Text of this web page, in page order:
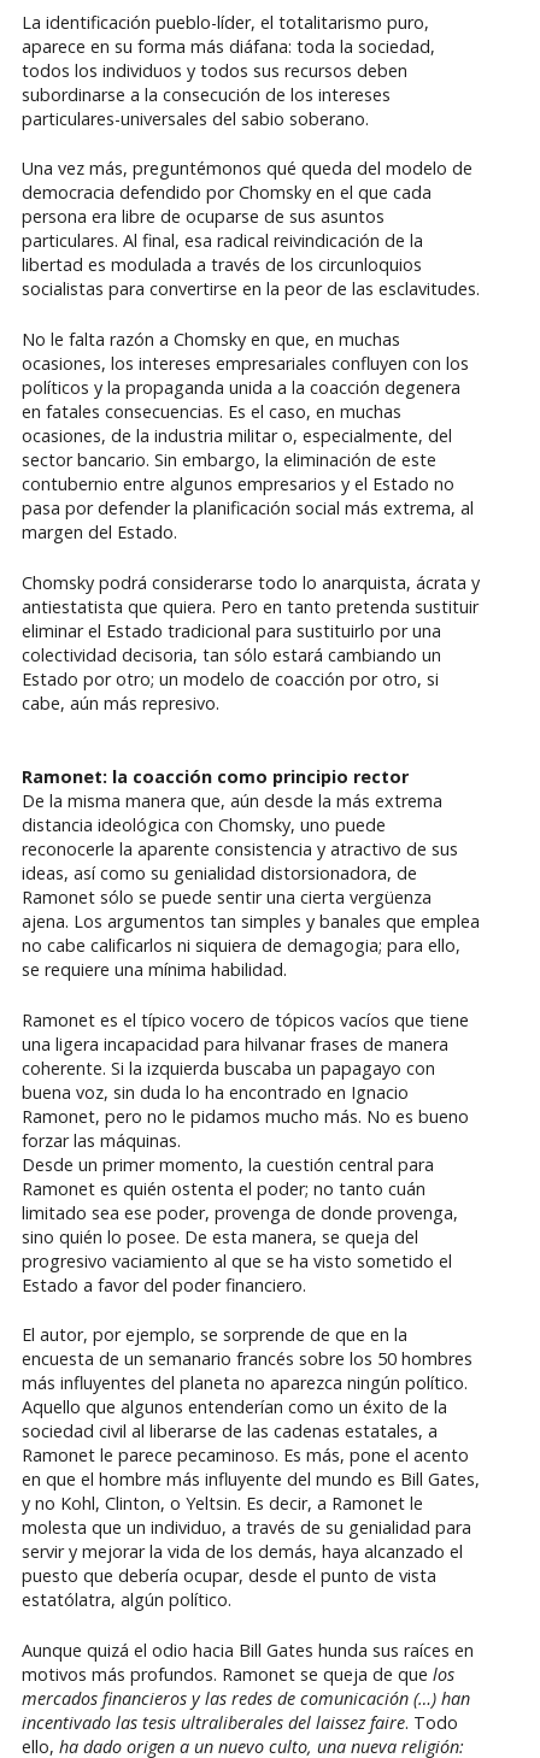
La identificación pueblo-líder, el totalitarismo puro,
aparece en su forma más diáfana: toda la sociedad,
todos los individuos y todos sus recursos deben
subordinarse a la consecución de los intereses
particulares-universales del sabio soberano.
Una vez más, preguntémonos qué queda del modelo de
democracia defendido por Chomsky en el que cada
persona era libre de ocuparse de sus asuntos
particulares. Al final, esa radical reivindicación de la
libertad es modulada a través de los circunloquios
socialistas para convertirse en la peor de las esclavitudes.
No le falta razón a Chomsky en que, en muchas
ocasiones, los intereses empresariales confluyen con los
políticos y la propaganda unida a la coacción degenera
en fatales consecuencias. Es el caso, en muchas
ocasiones, de la industria militar o, especialmente, del
sector bancario. Sin embargo, la eliminación de este
contubernio entre algunos empresarios y el Estado no
pasa por defender la planificación social más extrema, al
margen del Estado.
Chomsky podrá considerarse todo lo anarquista, ácrata y
antiestatista que quiera. Pero en tanto pretenda sustituir
eliminar el Estado tradicional para sustituirlo por una
colectividad decisoria, tan sólo estará cambiando un
Estado por otro; un modelo de coacción por otro, si
cabe, aún más represivo.
Ramonet: la coacción como principio rector
De la misma manera que, aún desde la más extrema
distancia ideológica con Chomsky, uno puede
reconocerle la aparente consistencia y atractivo de sus
ideas, así como su genialidad distorsionadora, de
Ramonet sólo se puede sentir una cierta vergüenza
ajena. Los argumentos tan simples y banales que emplea
no cabe calificarlos ni siquiera de demagogia; para ello,
se requiere una mínima habilidad.
Ramonet es el típico vocero de tópicos vacíos que tiene
una ligera incapacidad para hilvanar frases de manera
coherente. Si la izquierda buscaba un papagayo con
buena voz, sin duda lo ha encontrado en Ignacio
Ramonet, pero no le pidamos mucho más. No es bueno
forzar las máquinas.
Desde un primer momento, la cuestión central para
Ramonet es quién ostenta el poder; no tanto cuán
limitado sea ese poder, provenga de donde provenga,
sino quién lo posee. De esta manera, se queja del
progresivo vaciamiento al que se ha visto sometido el
Estado a favor del poder financiero.
El autor, por ejemplo, se sorprende de que en la
encuesta de un semanario francés sobre los 50 hombres
más influyentes del planeta no aparezca ningún político.
Aquello que algunos entenderían como un éxito de la
sociedad civil al liberarse de las cadenas estatales, a
Ramonet le parece pecaminoso. Es más, pone el acento
en que el hombre más influyente del mundo es Bill Gates,
y no Kohl, Clinton, o Yeltsin. Es decir, a Ramonet le
molesta que un individuo, a través de su genialidad para
servir y mejorar la vida de los demás, haya alcanzado el
puesto que debería ocupar, desde el punto de vista
estatólatra, algún político.
Aunque quizá el odio hacia Bill Gates hunda sus raíces en
motivos más profundos. Ramonet se queja de que los
mercados financieros y las redes de comunicación (…) han
incentivado las tesis ultraliberales del laissez faire. Todo
ello, ha dado origen a un nuevo culto, una nueva religión: